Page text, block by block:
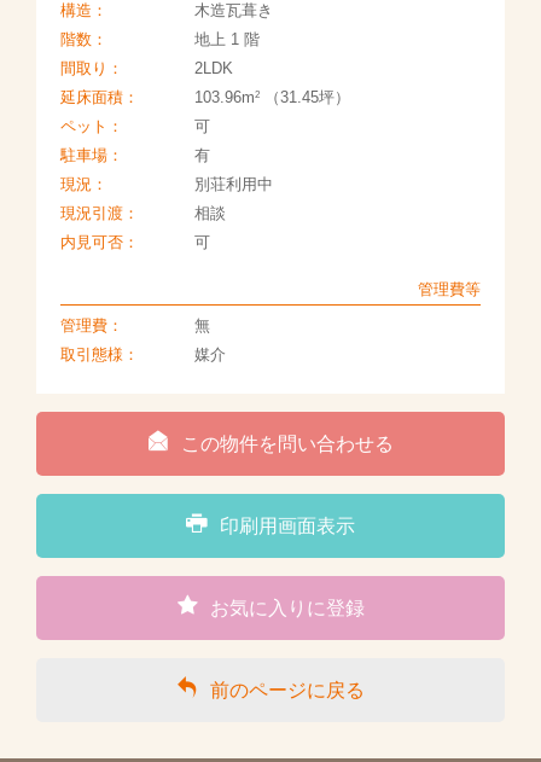
構造：
木造瓦葺き
階数：
地上 1 階
間取り：
2LDK
延床面積：
103.96m2（31.45坪）
ペット：
可
駐車場：
有
現況：
別荘利用中
現況引渡：
相談
内見可否：
可
管理費等
管理費：
無
取引態様：
媒介
この物件を問い合わせる
印刷用画面表示
お気に入りに登録
前のページに戻る